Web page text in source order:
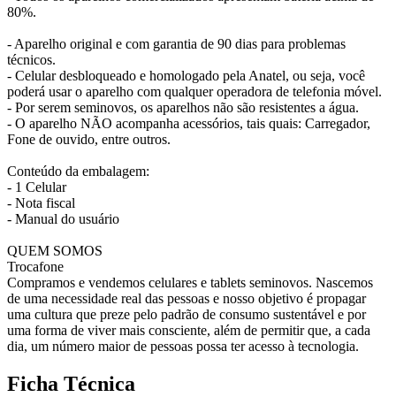
80%.
- Aparelho original e com garantia de 90 dias para problemas
técnicos.
- Celular desbloqueado e homologado pela Anatel, ou seja, você
poderá usar o aparelho com qualquer operadora de telefonia móvel.
- Por serem seminovos, os aparelhos não são resistentes a água.
- O aparelho NÃO acompanha acessórios, tais quais: Carregador,
Fone de ouvido, entre outros.
Conteúdo da embalagem:
- 1 Celular
- Nota fiscal
- Manual do usuário
QUEM SOMOS
Trocafone
Compramos e vendemos celulares e tablets seminovos. Nascemos
de uma necessidade real das pessoas e nosso objetivo é propagar
uma cultura que preze pelo padrão de consumo sustentável e por
uma forma de viver mais consciente, além de permitir que, a cada
dia, um número maior de pessoas possa ter acesso à tecnologia.
Ficha Técnica